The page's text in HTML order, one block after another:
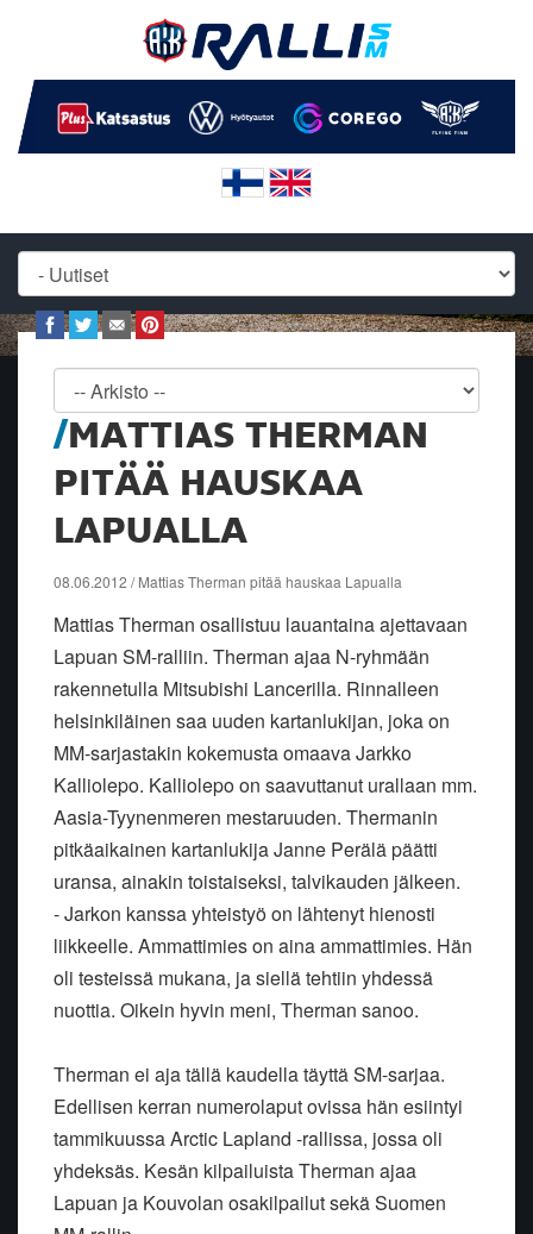
MATTIAS THERMAN
PITÄÄ HAUSKAA
LAPUALLA
08.06.2012 / Mattias Therman pitää hauskaa Lapualla
Mattias Therman osallistuu lauantaina ajettavaan
Lapuan SM-ralliin. Therman ajaa N-ryhmään
rakennetulla Mitsubishi Lancerilla. Rinnalleen
helsinkiläinen saa uuden kartanlukijan, joka on
MM-sarjastakin kokemusta omaava Jarkko
Kalliolepo. Kalliolepo on saavuttanut urallaan mm.
Aasia-Tyynenmeren mestaruuden. Thermanin
pitkäaikainen kartanlukija Janne Perälä päätti
uransa, ainakin toistaiseksi, talvikauden jälkeen.
- Jarkon kanssa yhteistyö on lähtenyt hienosti
liikkeelle. Ammattimies on aina ammattimies. Hän
oli testeissä mukana, ja siellä tehtiin yhdessä
nuottia. Oikein hyvin meni, Therman sanoo.
Therman ei aja tällä kaudella täyttä SM-sarjaa.
Edellisen kerran numerolaput ovissa hän esiintyi
tammikuussa Arctic Lapland -rallissa, jossa oli
yhdeksäs. Kesän kilpailuista Therman ajaa
Lapuan ja Kouvolan osakilpailut sekä Suomen